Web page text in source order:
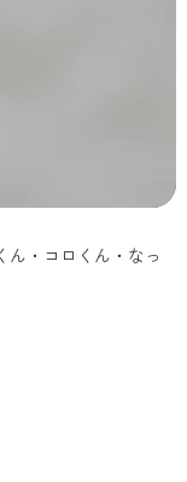
ん・コロくん・なっ